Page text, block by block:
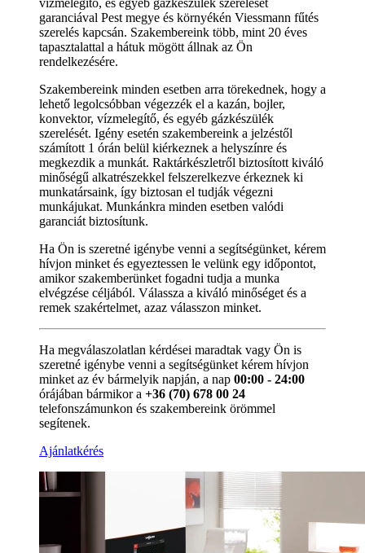
garanciával Pest megye és környékén Viessmann fűtés
szerelés kapcsán. Szakembereink több, mint 20 éves
tapasztalattal a hátuk mögött állnak az Ön
rendelkezésére.
Szakembereink minden esetben arra törekednek, hogy a
lehető legolcsóbban végezzék el a kazán, bojler,
konvektor, vízmelegítő, és egyéb gázkészülék
szerelését. Igény esetén szakembereink a jelzéstől
számított 1 órán belül kiérkeznek a helyszínre és
megkezdik a munkát. Raktárkészletről biztosított kiváló
minőségű alkatrészekkel felszerelkezve érkeznek ki
munkatársaink, így biztosan el tudják végezni
munkájukat. Munkánkra minden esetben valódi
garanciát biztosítunk.
Ha Ön is szeretné igénybe venni a segítségünket, kérem
hívjon minket és egyeztessen le velünk egy időpontot,
amikor szakemberünket fogadni tudja a munka
elvégzése céljából. Válassza a kiváló minőséget és a
remek szakértelmet, azaz válasszon minket.
Ha megválaszolatlan kérdései maradtak vagy Ön is
szeretné igénybe venni a segítségünket kérem hívjon
minket az év bármelyik napján, a nap 00:00 - 24:00
órájában bármikor a +36 (70) 678 00 24
telefonszámunkon és szakembereink örömmel
segítenek.
Ajánlatkérés